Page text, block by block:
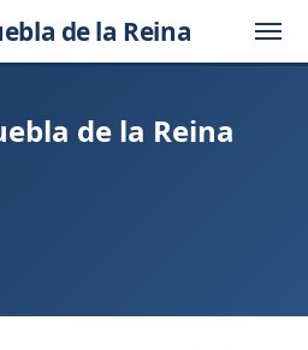
de la Reina
de la Reina